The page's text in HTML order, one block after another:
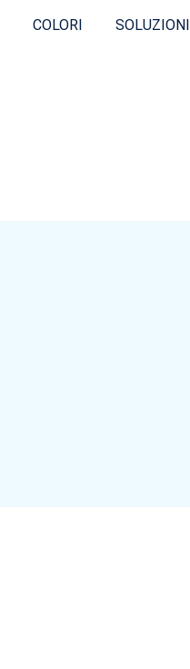
COLORI SOLUZIONI